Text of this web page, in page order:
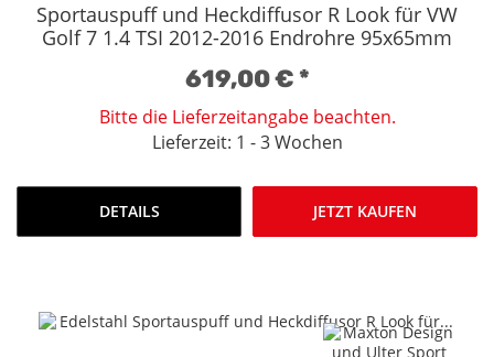
Sportauspuff und Heckdiffusor R Look für VW
Golf 7 1.4 TSI 2012-2016 Endrohre 95x65mm
619,00 €*
Bitte die Lieferzeitangabe beachten.
Lieferzeit: 1 - 3 Wochen
DETAILS JETZT KAUFEN